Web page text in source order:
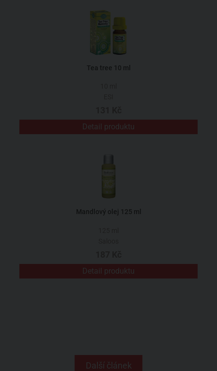
Tea tree 10 ml
Detail produktu
Mandlový olej 125 ml
Detail produktu
Další článek